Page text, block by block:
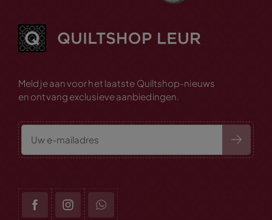
Meld je aan voor het laatste Quiltshop-nieuws
en ontvang exclusieve aanbiedingen.